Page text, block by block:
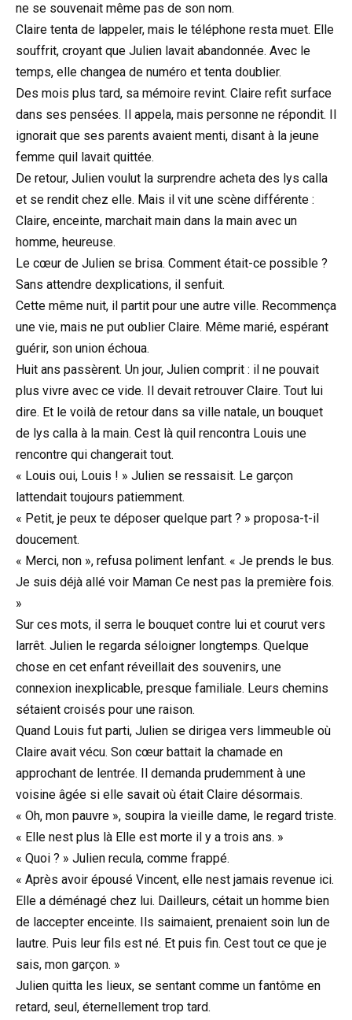
ne se souvenait même pas de son nom.
Claire tenta de lappeler, mais le téléphone resta muet. Elle
souffrit, croyant que Julien lavait abandonnée. Avec le
temps, elle changea de numéro et tenta doublier.
Des mois plus tard, sa mémoire revint. Claire refit surface
dans ses pensées. Il appela, mais personne ne répondit. Il
ignorait que ses parents avaient menti, disant à la jeune
femme quil lavait quittée.
De retour, Julien voulut la surprendre acheta des lys calla
et se rendit chez elle. Mais il vit une scène différente :
Claire, enceinte, marchait main dans la main avec un
homme, heureuse.
Le cœur de Julien se brisa. Comment était-ce possible ?
Sans attendre dexplications, il senfuit.
Cette même nuit, il partit pour une autre ville. Recommença
une vie, mais ne put oublier Claire. Même marié, espérant
guérir, son union échoua.
Huit ans passèrent. Un jour, Julien comprit : il ne pouvait
plus vivre avec ce vide. Il devait retrouver Claire. Tout lui
dire. Et le voilà de retour dans sa ville natale, un bouquet
de lys calla à la main. Cest là quil rencontra Louis une
rencontre qui changerait tout.
« Louis oui, Louis ! » Julien se ressaisit. Le garçon
lattendait toujours patiemment.
« Petit, je peux te déposer quelque part ? » proposa-t-il
doucement.
« Merci, non », refusa poliment lenfant. « Je prends le bus.
Je suis déjà allé voir Maman Ce nest pas la première fois.
»
Sur ces mots, il serra le bouquet contre lui et courut vers
larrêt. Julien le regarda séloigner longtemps. Quelque
chose en cet enfant réveillait des souvenirs, une
connexion inexplicable, presque familiale. Leurs chemins
sétaient croisés pour une raison.
Quand Louis fut parti, Julien se dirigea vers limmeuble où
Claire avait vécu. Son cœur battait la chamade en
approchant de lentrée. Il demanda prudemment à une
voisine âgée si elle savait où était Claire désormais.
« Oh, mon pauvre », soupira la vieille dame, le regard triste.
« Elle nest plus là Elle est morte il y a trois ans. »
« Quoi ? » Julien recula, comme frappé.
« Après avoir épousé Vincent, elle nest jamais revenue ici.
Elle a déménagé chez lui. Dailleurs, cétait un homme bien
de laccepter enceinte. Ils saimaient, prenaient soin lun de
lautre. Puis leur fils est né. Et puis fin. Cest tout ce que je
sais, mon garçon. »
Julien quitta les lieux, se sentant comme un fantôme en
retard, seul, éternellement trop tard.